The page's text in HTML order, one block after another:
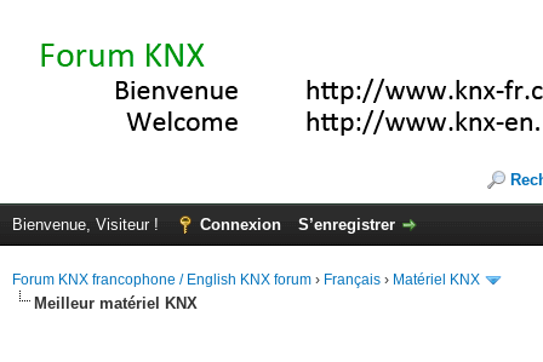
Bienvenue, Visiteur ! Connexion S’enregistrer
Forum KNX francophone / English KNX forum › Français › Matériel KNX
Meilleur matériel KNX